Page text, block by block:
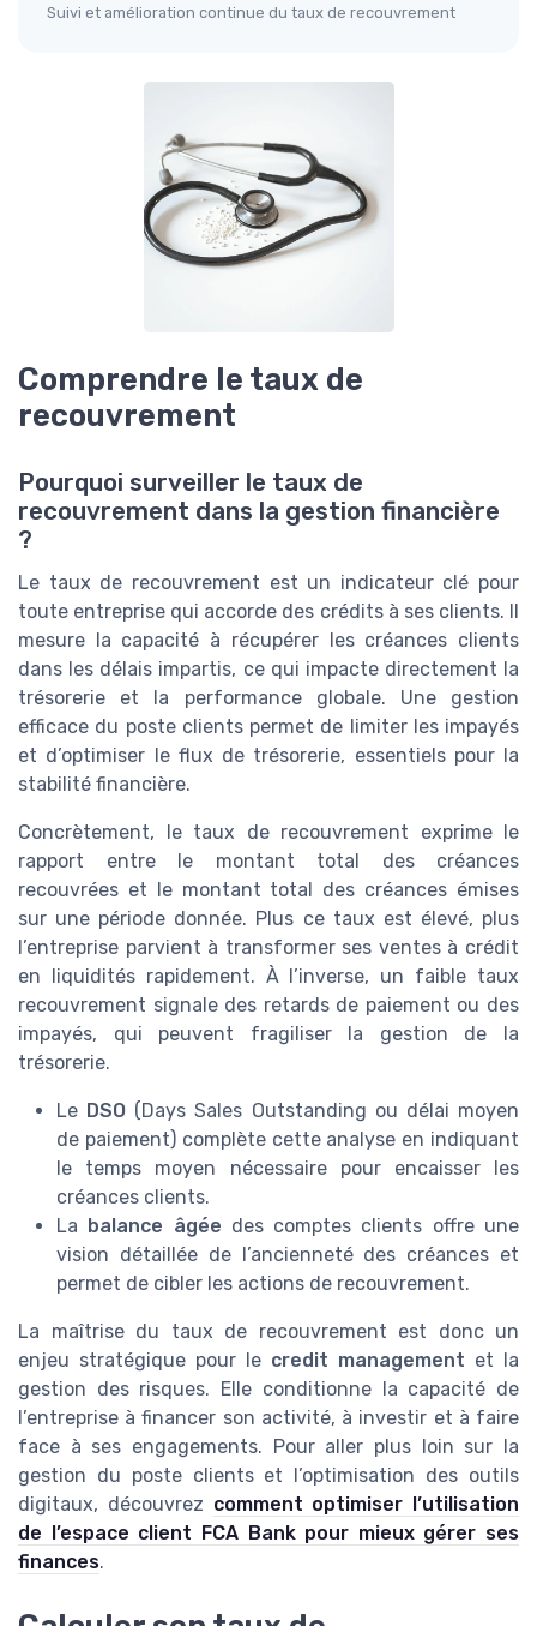
Suivi et amélioration continue du taux de recouvrement
Comprendre le taux de
recouvrement
Pourquoi surveiller le taux de
recouvrement dans la gestion financière
?
Le taux de recouvrement est un indicateur clé pour
toute entreprise qui accorde des crédits à ses clients. Il
mesure la capacité à récupérer les créances clients
dans les délais impartis, ce qui impacte directement la
trésorerie et la performance globale. Une gestion
efficace du poste clients permet de limiter les impayés
et d’optimiser le flux de trésorerie, essentiels pour la
stabilité financière.
Concrètement, le taux de recouvrement exprime le
rapport entre le montant total des créances
recouvrées et le montant total des créances émises
sur une période donnée. Plus ce taux est élevé, plus
l’entreprise parvient à transformer ses ventes à crédit
en liquidités rapidement. À l’inverse, un faible taux
recouvrement signale des retards de paiement ou des
impayés, qui peuvent fragiliser la gestion de la
trésorerie.
Le DSO (Days Sales Outstanding ou délai moyen
de paiement) complète cette analyse en indiquant
le temps moyen nécessaire pour encaisser les
créances clients.
La balance âgée des comptes clients offre une
vision détaillée de l’ancienneté des créances et
permet de cibler les actions de recouvrement.
La maîtrise du taux de recouvrement est donc un
enjeu stratégique pour le credit management et la
gestion des risques. Elle conditionne la capacité de
l’entreprise à financer son activité, à investir et à faire
face à ses engagements. Pour aller plus loin sur la
gestion du poste clients et l’optimisation des outils
digitaux, découvrez comment optimiser l’utilisation
de l’espace client FCA Bank pour mieux gérer ses
finances.